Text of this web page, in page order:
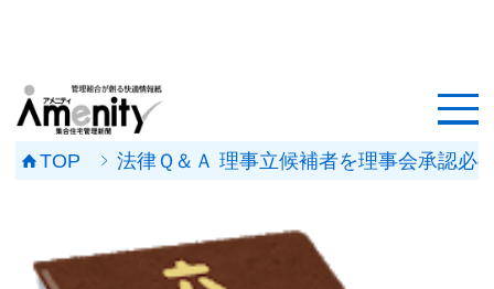
記事一覧
TOP 法律Ｑ＆Ａ 理事立候補者を理事会承認必